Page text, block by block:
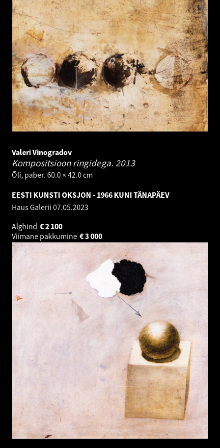
Valeri Vinogradov
Kompositsioon ringidega. 2013
Õli, paber. 60.0 × 42.0 cm
EESTI KUNSTI OKSJON - 1966 KUNI TÄNAPÄEV
Haus Galerii 07.05.2023
Alghind
2 100
€
Viimane pakkumine
3 000
€